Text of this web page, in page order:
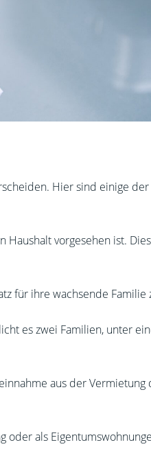
Hier sind einige der
vorgesehen ist.
für ihre wachsende Familie
es zwei Familien, unter
aus der Vermietung
als